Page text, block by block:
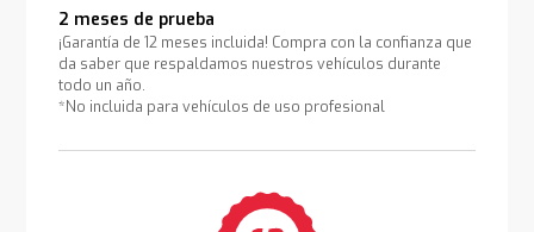
2 meses de prueba
¡Garantía de 12 meses incluida! Compra con la confianza que
da saber que respaldamos nuestros vehículos durante
todo un año.
*No incluida para vehículos de uso profesional